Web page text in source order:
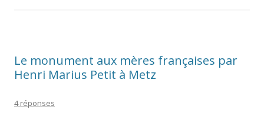
Le monument aux mères françaises par
Henri Marius Petit à Metz
4 réponses